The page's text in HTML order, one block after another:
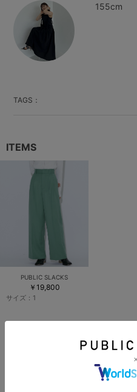
155cm
TAGS：
ITEMS
PUBLIC SLACKS
￥19,800
サイズ： 1
THIS